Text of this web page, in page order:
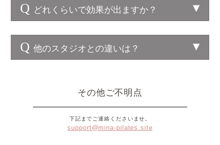
Q どれくらいで効果が出ますか？
Q他のスタジオとの違いは？
その他ご不明点
下記までご連絡くださいませ。
support@mina-pilates.site